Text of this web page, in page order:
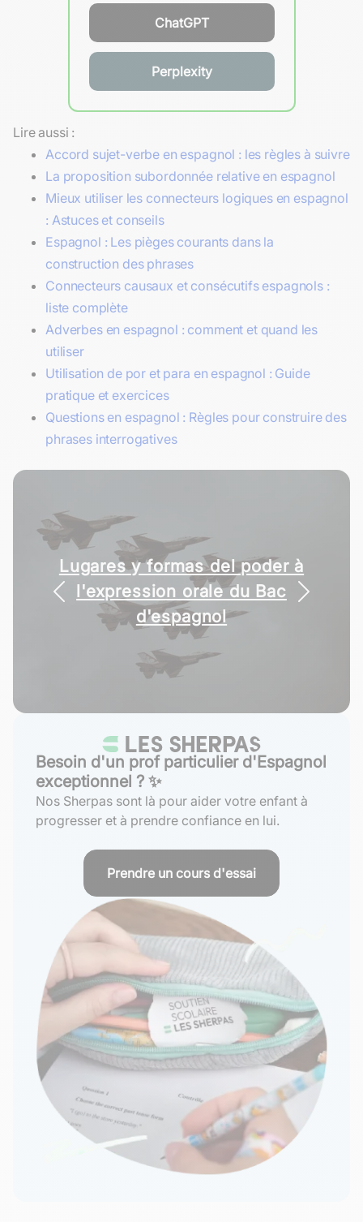
ChatGPT
Perplexity
Lire aussi :
Accord sujet-verbe en espagnol : les règles à suivre
La proposition subordonnée relative en espagnol
Mieux utiliser les connecteurs logiques en espagnol
: Astuces et conseils
Espagnol : Les pièges courants dans la
construction des phrases
Connecteurs causaux et consécutifs espagnols :
liste complète
Adverbes en espagnol : comment et quand les
utiliser
Utilisation de por et para en espagnol : Guide
pratique et exercices
Questions en espagnol : Règles pour construire des
phrases interrogatives
Tout ce qu'il faut savoir sur la
conjugaison espagnole
Besoin d'un prof particulier d'Espagnol
exceptionnel ? ✨
Nos Sherpas sont là pour aider votre enfant à
progresser et à prendre confiance en lui.
Prendre un cours d'essai